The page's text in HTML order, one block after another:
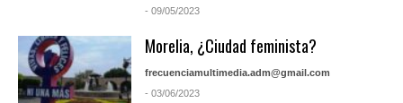
- 09/05/2023
Morelia, ¿Ciudad feminista?
frecuenciamultimedia.adm@gmail.com
- 03/06/2023